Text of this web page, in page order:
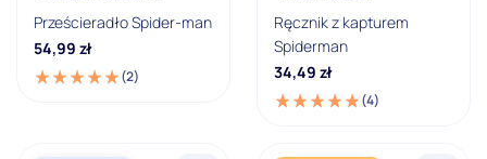
100% bawełna
Prześcieradło Spider-man
54,99 zł
(2)
Ręcznik z kapturem
Spiderman
34,49 zł
(4)